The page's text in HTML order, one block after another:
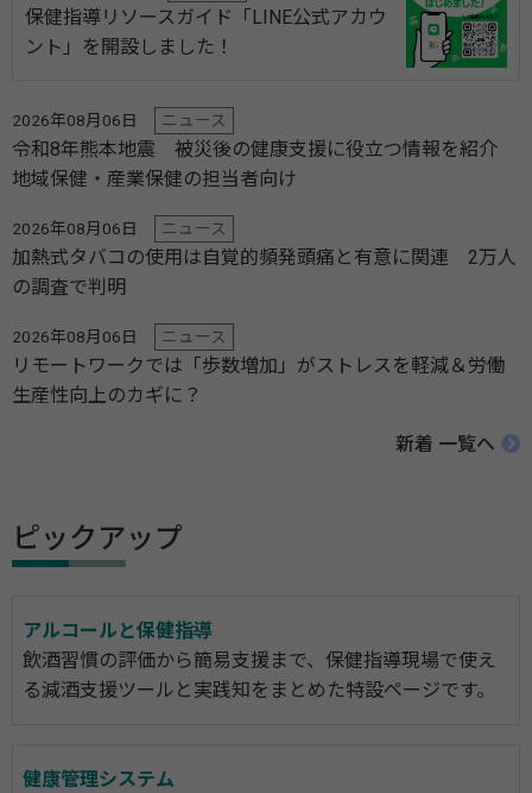
保健指導リソースガイド「LINE公式アカウ
ント」を開設しました！
2026年08月06日 ニュース
令和8年熊本地震 被災後の健康支援に役立つ情報を紹介
地域保健・産業保健の担当者向け
2026年08月06日 ニュース
加熱式タバコの使用は自覚的頻発頭痛と有意に関連 2万人
の調査で判明
2026年08月06日 ニュース
リモートワークでは「歩数増加」がストレスを軽減＆労働
生産性向上のカギに？
新着 一覧へ
ピックアップ
アルコールと保健指導
飲酒習慣の評価から簡易支援まで、保健指導現場で使え
る減酒支援ツールと実践知をまとめた特設ページです。
健康管理システム